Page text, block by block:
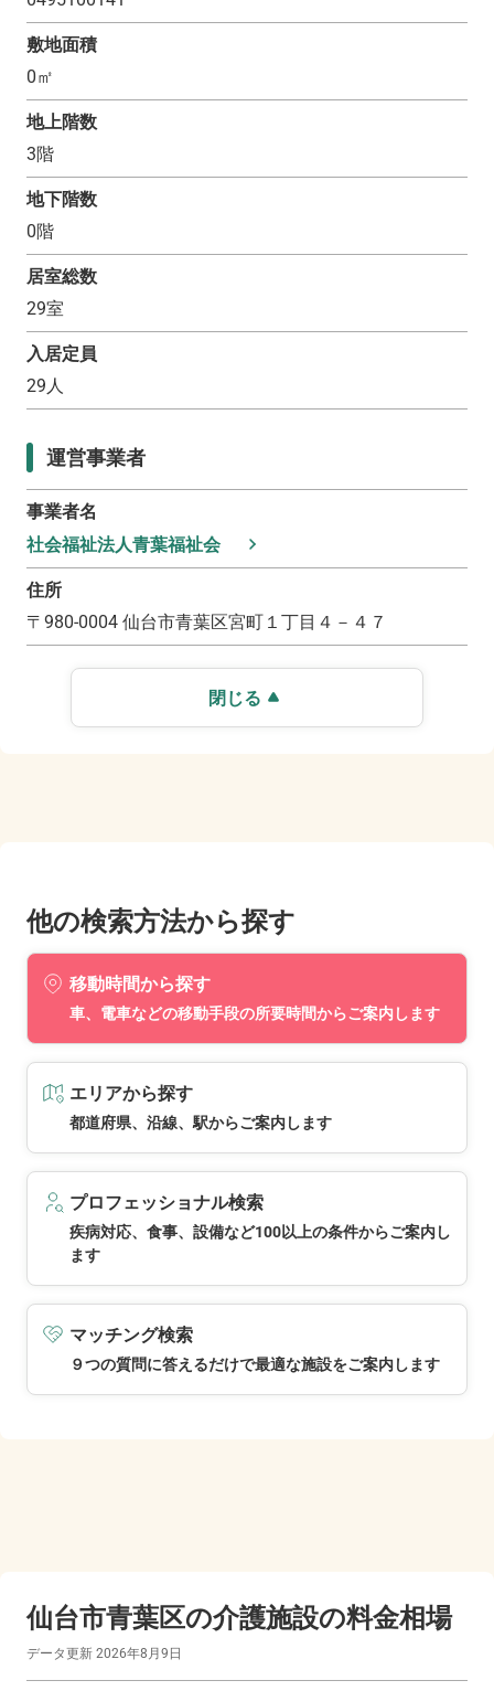
敷地面積
0㎡
地上階数
3階
地下階数
0階
居室総数
29室
入居定員
29人
運営事業者
事業者名
社会福祉法人青葉福祉会
住所
〒 980-0004 仙台市青葉区宮町１丁目４－４７
閉じる
他の検索方法から探す
移動時間から探す
車、電車などの移動手段の所要時間からご案内します
エリアから探す
都道府県、沿線、駅からご案内します
プロフェッショナル検索
疾病対応、食事、設備など100以上の条件からご案内し
ます
マッチング検索
９つの質問に答えるだけで最適な施設をご案内します
仙台市青葉区の介護施設の料金相場
データ更新 2026年8月9日